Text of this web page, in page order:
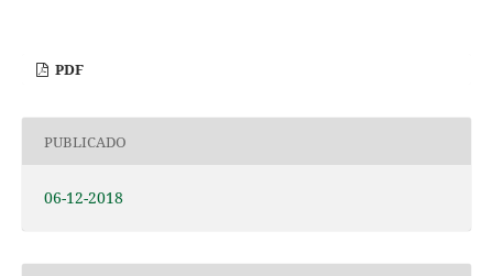
PDF
PUBLICADO
06-12-2018